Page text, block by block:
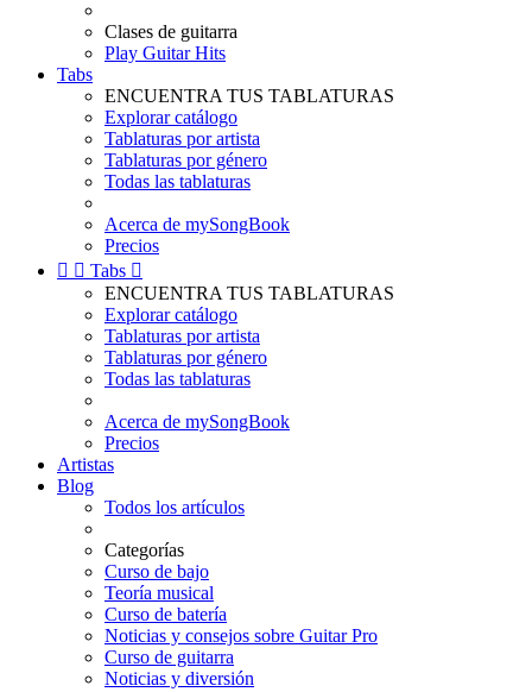
Clases de guitarra
Play Guitar Hits
Tabs
ENCUENTRA TUS TABLATURAS
Explorar catálogo
Tablaturas por artista
Tablaturas por género
Todas las tablaturas
Acerca de mySongBook
Precios
  Tabs 
ENCUENTRA TUS TABLATURAS
Explorar catálogo
Tablaturas por artista
Tablaturas por género
Todas las tablaturas
Acerca de mySongBook
Precios
Artistas
Blog
Todos los artículos
Categorías
Curso de bajo
Teoría musical
Curso de batería
Noticias y consejos sobre Guitar Pro
Curso de guitarra
Noticias y diversión